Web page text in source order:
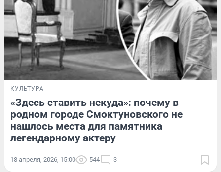
КУЛЬТУРА
«Здесь ставить некуда»: почему в
родном городе Смоктуновского не
нашлось места для памятника
легендарному актеру
18 апреля, 2026, 15:00 544 3